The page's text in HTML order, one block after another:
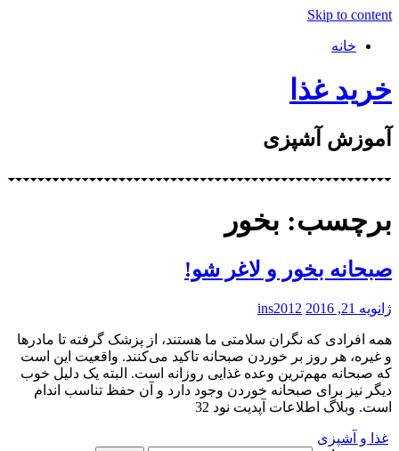
Skip to content
خانه
خرید غذا
آموزش آشپزی
برچسب: بخور
صبحانه بخور و لاغر شو!
ژانویه 21, 2016 ins2012
همه افرادی که نگران سلامتی ما هستند، از پزشک گرفته تا مادرها
و غیره، هر روز بر خوردن صبحانه تاکید می‌کنند. واقعیت این است
که صبحانه مهم‌ترین وعده غذایی روزانه است. البته یک دلیل خوب
دیگر نیز برای صبحانه خوردن وجود دارد و آن حفظ تناسب اندام
است. وبلاگ اطلاعات آپدیت نود 32
غذا و آشپزی